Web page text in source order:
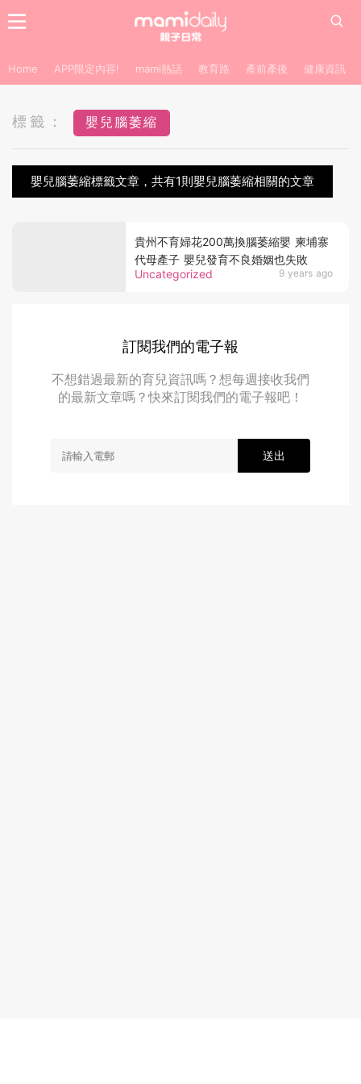
Home APP限定內容! mami熱話 教育路 產前產後 健康資訊
標籤： 嬰兒腦萎縮
嬰兒腦萎縮標籤文章，共有1則嬰兒腦萎縮相關的文章
Uncategorized 9 years ago
貴州不育婦花200萬換腦萎縮嬰 柬埔寨
代母產子 嬰兒發育不良婚姻也失敗
訂閱我們的電子報
不想錯過最新的育兒資訊嗎？想每週接收我們
的最新文章嗎？快來訂閱我們的電子報吧！
送出